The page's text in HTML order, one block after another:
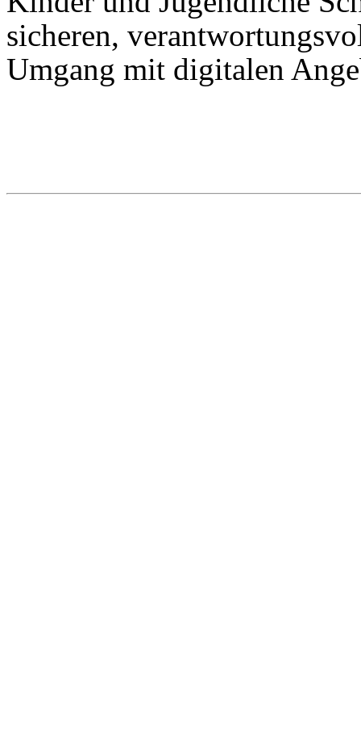
sicheren,
Umgang mit digitalen